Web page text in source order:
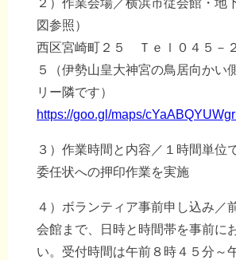
２）作業会場／横浜市従会館・地
図参照）
西区宮崎町２５ Ｔｅｌ０４５－
５（伊勢山皇大神宮の鳥居向かい
リー隣です）
https://goo.gl/maps/
３）作業時間と内容／１時間単位
委任状への押印作業を実施
４）ボランティア事前申し込み／
会館まで、日時と時間帯を事前に
い。受付時間は午前８時４５分～